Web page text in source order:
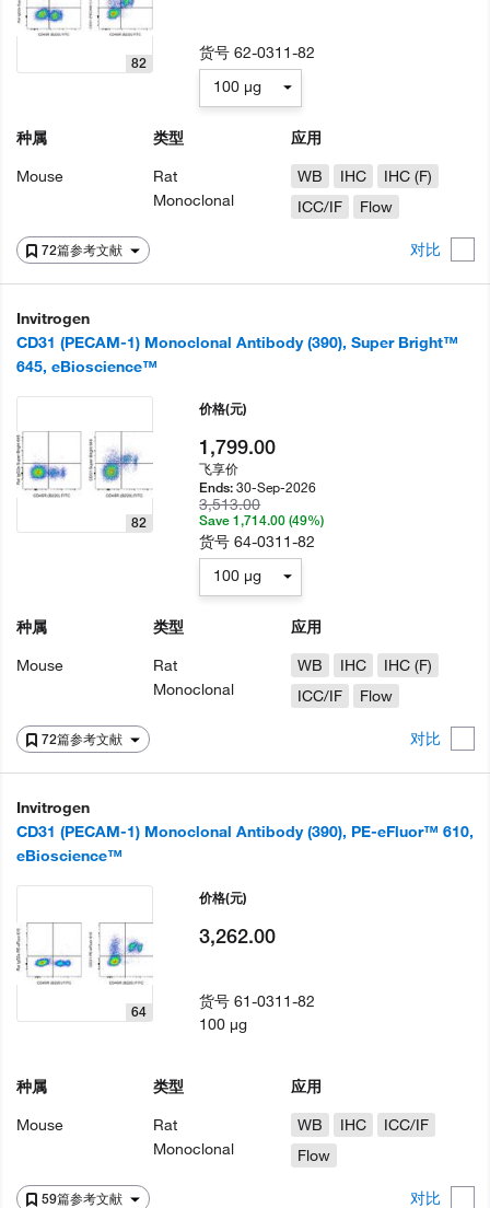
72篇参考文献 对比
82
种属
Mouse
类型
Rat
Monoclonal
应用
WB
IHC
IHC (F)
ICC/IF
Flow
货号62-0311-82
100 µg
Invitrogen
CD31 (PECAM-1) Monoclonal Antibody (390), Super Bright™
645, eBioscience™
72篇参考文献 对比
82
种属
Mouse
类型
Rat
Monoclonal
应用
WB
IHC
IHC (F)
ICC/IF
Flow
价格(元)
1,799.00
飞享价
Ends:30-Sep-2026
3,513.00
Save 1,714.00 (49%)
货号64-0311-82
100 µg
Invitrogen
CD31 (PECAM-1) Monoclonal Antibody (390), PE-eFluor™ 610,
eBioscience™
59篇参考文献 对比
64
种属
Mouse
类型
Rat
Monoclonal
应用
WB
IHC
ICC/IF
Flow
价格(元)
3,262.00
货号61-0311-82
100 µg